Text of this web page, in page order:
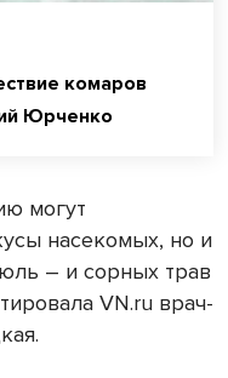
комаров
Юрченко
могут
насекомых, но и
– и сорных трав
VN.ru врач-